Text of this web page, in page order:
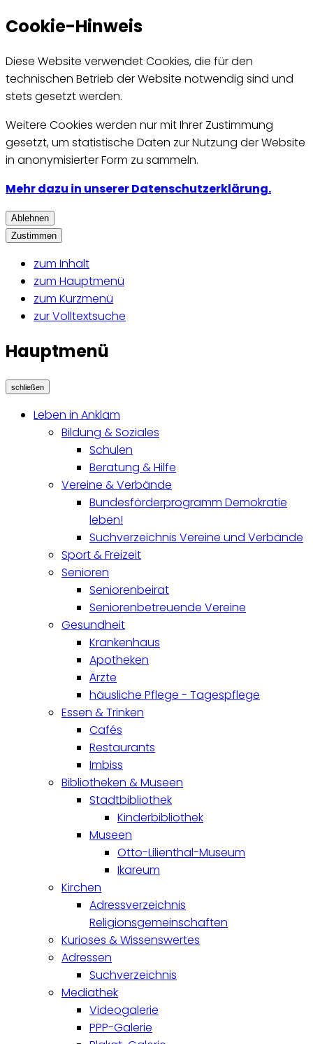
Cookie-Hinweis
Diese Website verwendet Cookies, die für den
technischen Betrieb der Website notwendig sind und
stets gesetzt werden.
Weitere Cookies werden nur mit Ihrer Zustimmung
gesetzt, um statistische Daten zur Nutzung der Website
in anonymisierter Form zu sammeln.
Mehr dazu in unserer Datenschutzerklärung.
Ablehnen
Zustimmen
zum Inhalt
zum Hauptmenü
zum Kurzmenü
zur Volltextsuche
Hauptmenü
schließen
Leben in Anklam
Bildung & Soziales
Schulen
Beratung & Hilfe
Vereine & Verbände
Bundesförderprogramm Demokratie
leben!
Suchverzeichnis Vereine und Verbände
Sport & Freizeit
Senioren
Seniorenbeirat
Seniorenbetreuende Vereine
Gesundheit
Krankenhaus
Apotheken
Ärzte
häusliche Pflege - Tagespflege
Essen & Trinken
Cafés
Restaurants
Imbiss
Bibliotheken & Museen
Stadtbibliothek
Kinderbibliothek
Museen
Otto-Lilienthal-Museum
Ikareum
Kirchen
Adressverzeichnis
Religionsgemeinschaften
Kurioses & Wissenswertes
Adressen
Suchverzeichnis
Mediathek
Videogalerie
PPP-Galerie